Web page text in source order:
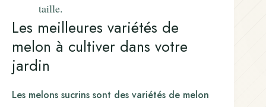
taille.
Les meilleures variétés de
melon à cultiver dans votre
jardin
Les melons sucrins sont des variétés de melon